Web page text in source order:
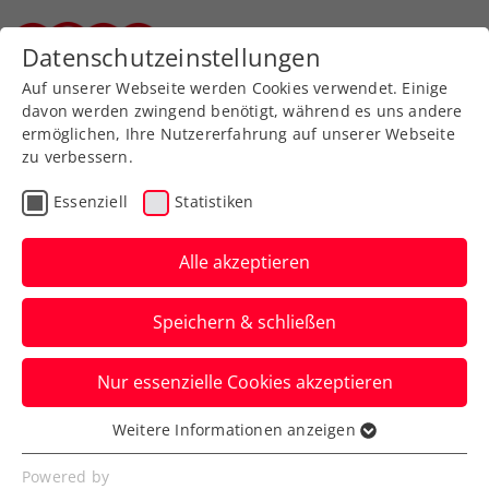
Zurück zur Newsübersicht
Turniere
ATP-Challenger Surbiton:
Rodionov stürmt ins
Traumfinale gegen Murray
Österreichs aktuelle Nummer drei greift
in Großbritannien nach dem Titel.
Verfasst von: Manuel Wachta, 10.06.2023
Datenschutzeinstellungen
Auf unserer Webseite werden Cookies verwendet. Einige
davon werden zwingend benötigt, während es uns andere
ermöglichen, Ihre Nutzererfahrung auf unserer Webseite
zu verbessern.
Essenziell Statistiken
Alle akzeptieren
Speichern & schließen
Nur essenzielle Cookies akzeptieren
Essenziell
Essenzielle Cookies werden für grundlegende
Weitere Informationen anzeigen
Powered by